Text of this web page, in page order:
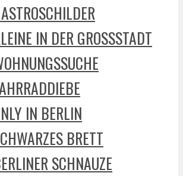
IN DER GROSSSTADT
IN BERLIN
BRETT
SCHNAUZE